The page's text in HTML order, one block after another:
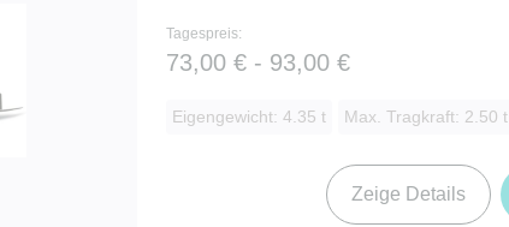
Tagespreis:
73,00 € - 93,00 €
Eigengewicht: 4.35 t Max. Tragkraft: 2.50 t
Zeige Details